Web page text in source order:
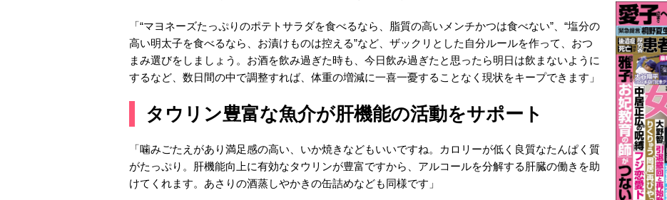
「“マヨネーズたっぷりのポテトサラダを食べるなら、脂質の高いメンチかつは食べない”、“塩分の
高い明太子を食べるなら、お漬けものは控える”など、ザックリとした自分ルールを作って、おつ
まみ選びをしましょう。お酒を飲み過ぎた時も、今日飲み過ぎたと思ったら明日は飲まないように
するなど、数日間の中で調整すれば、体重の増減に一喜一憂することなく現状をキープできます」
タウリン豊富な魚介が肝機能の活動をサポート
「噛みごたえがあり満足感の高い、いか焼きなどもいいですね。カロリーが低く良質なたんぱく質
がたっぷり。肝機能向上に有効なタウリンが豊富ですから、アルコールを分解する肝臓の働きを助
けてくれます。あさりの酒蒸しやかきの缶詰めなども同様です」